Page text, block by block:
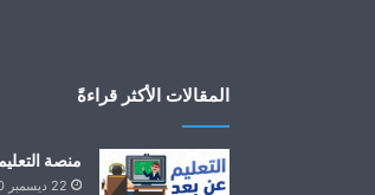
المقالات الأكثر قراءةً
منصة
22 ديسمبر 2020